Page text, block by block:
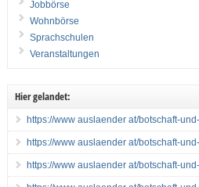
Jobbörse
Wohnbörse
Sprachschulen
Veranstaltungen
Hier gelandet:
https://www auslaender at/botschaft-
https://www auslaender at/botschaft-
https://www auslaender at/botschaft-